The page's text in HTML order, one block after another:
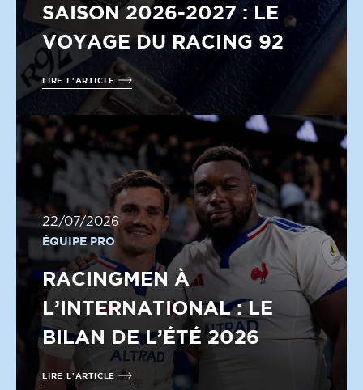
SAISON 2026-2027 : LE
VOYAGE DU RACING 92
LIRE L'ARTICLE
22/07/2026
ÉQUIPE PRO
RACINGMEN À
L’INTERNATIONAL : LE
BILAN DE L’ÉTÉ 2026
LIRE L'ARTICLE